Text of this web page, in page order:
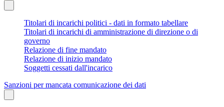
Titolari di incarichi politici - dati in formato tabellare
Titolari di incarichi di amministrazione di direzione o di
governo
Relazione di fine mandato
Relazione di inizio mandato
Soggetti cessati dall'incarico
Sanzioni per mancata comunicazione dei dati